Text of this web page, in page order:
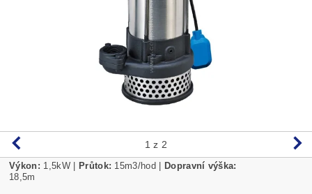
1 z 2
Výkon: 1,5kW | Průtok: 15m3/hod |
Dopravní výška:
18,5m